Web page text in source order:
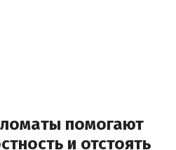
помогают
и отстоять